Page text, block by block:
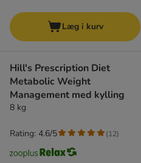
Læg i kurv
Hill's Prescription Diet
Metabolic Weight
Management med kylling
8 kg
Rating: 4.6/5 (12)